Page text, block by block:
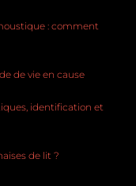
: comment
de vie en cause
identification et
de lit ?